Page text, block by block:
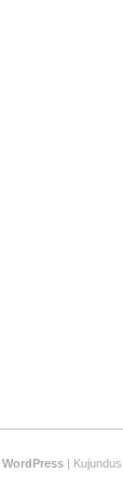
WordPress| Kujundus